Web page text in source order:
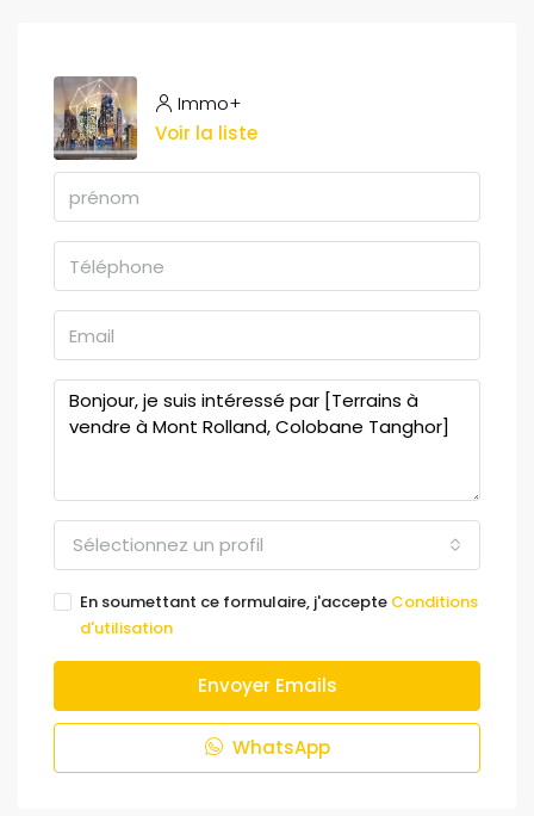
Immo+
Voir la liste
Sélectionnez un profil
En soumettant ce formulaire, j'accepte Conditions
d'utilisation
Envoyer Emails
WhatsApp